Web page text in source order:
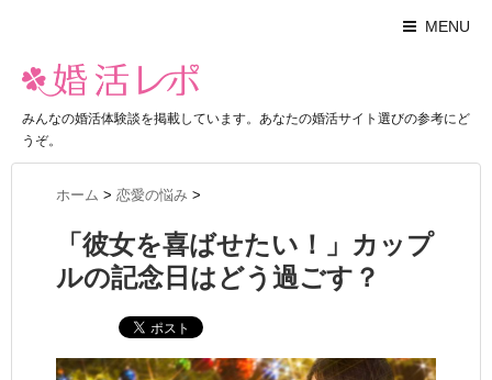
MENU
みんなの婚活体験談を掲載しています。あなたの婚活サイト選びの参考にど
うぞ。
ホーム > 恋愛の悩み >
「彼女を喜ばせたい！」カップ
ルの記念日はどう過ごす？